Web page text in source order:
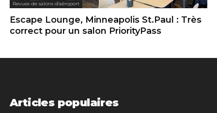
Revues de salons d'aéroport
Escape Lounge, Minneapolis St.Paul : Très
correct pour un salon PriorityPass
Articles populaires